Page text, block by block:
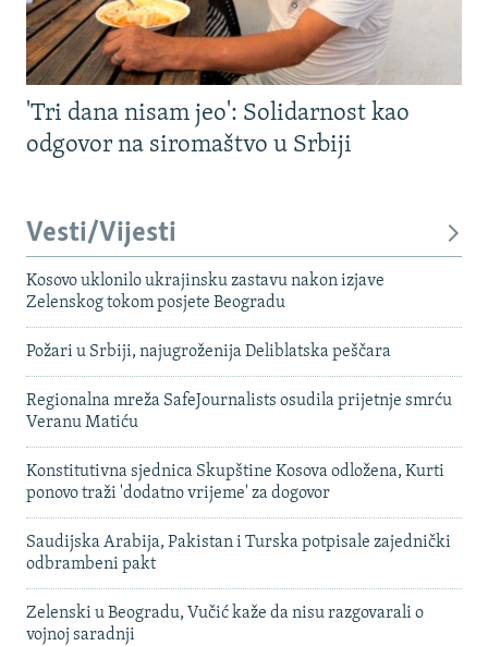
'Tri dana nisam jeo': Solidarnost kao
odgovor na siromaštvo u Srbiji
Vesti/Vijesti
Kosovo uklonilo ukrajinsku zastavu nakon izjave
Zelenskog tokom posjete Beogradu
Požari u Srbiji, najugroženija Deliblatska peščara
Regionalna mreža SafeJournalists osudila prijetnje smrću
Veranu Matiću
Konstitutivna sjednica Skupštine Kosova odložena, Kurti
ponovo traži 'dodatno vrijeme' za dogovor
Saudijska Arabija, Pakistan i Turska potpisale zajednički
odbrambeni pakt
Zelenski u Beogradu, Vučić kaže da nisu razgovarali o
vojnoj saradnji